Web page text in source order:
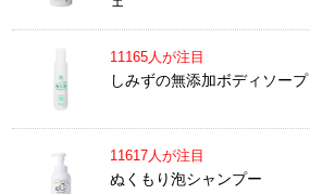
11165人が注目
しみずの無添加ボディソープ
11617人が注目
ぬくもり泡シャンプー